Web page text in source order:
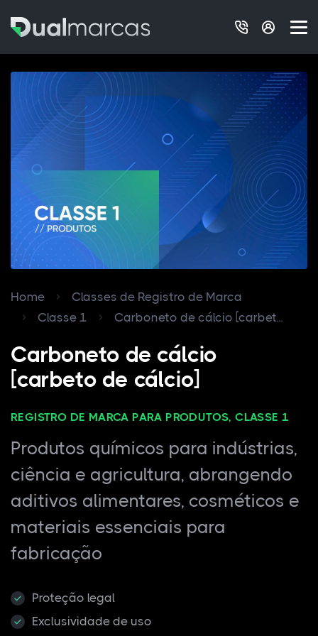
Home
Classes de Registro de Marca
Classe 1
Carboneto de cálcio [carbet...
Carboneto de cálcio
[carbeto de cálcio]
REGISTRO DE MARCA PARA PRODUTOS, CLASSE 1
Produtos químicos para indústrias,
ciência e agricultura, abrangendo
aditivos alimentares, cosméticos e
materiais essenciais para
fabricação
Proteção legal
Exclusividade de uso